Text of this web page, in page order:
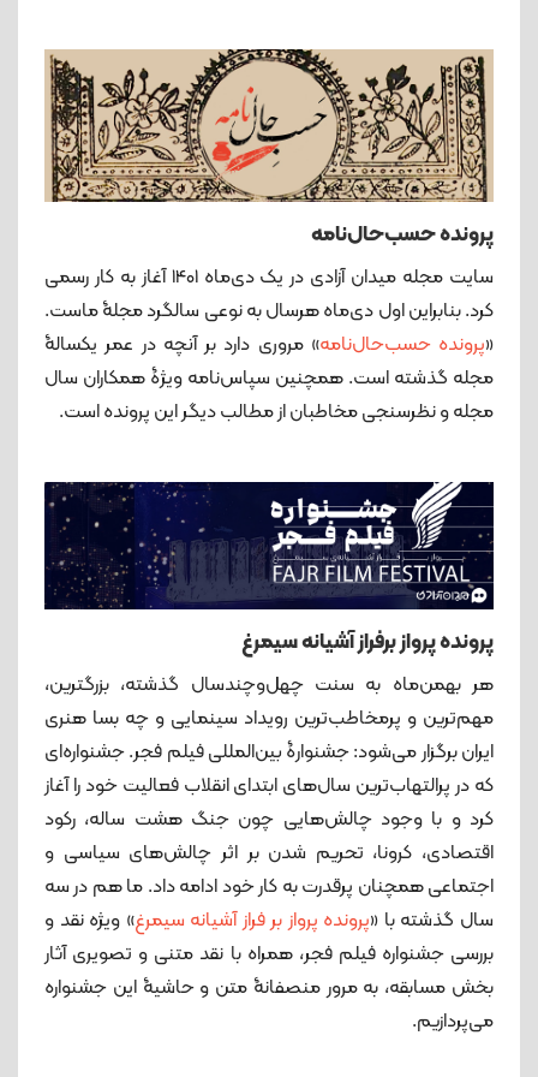
پرونده حسب‌حال‌نامه
سایت مجله میدان آزادی در یک دی‌ماه 1401 آغاز به کار رسمی
کرد. بنابراین اول دی‌ماه هرسال به نوعی سالگرد مجلۀ ماست.
«پرونده حسب‌حال‌نامه» مروری دارد بر آنچه در عمر یکسالۀ
مجله گذشته است. همچنین سپاس‌نامه ویژۀ همکاران سال
مجله و نظرسنجی مخاطبان از مطالب دیگر این پرونده است.
پرونده پرواز برفراز آشیانه سیمرغ
هر بهمن‌ماه به سنت چهل‌وچندسال گذشته، بزرگترین،
مهم‌ترین و پرمخاطب‌ترین رویداد سینمایی و چه بسا هنری
ایران برگزار می‌شود: جشنوارۀ بین‌المللی فیلم فجر. جشنواره‌ای
که در پرالتهاب‌ترین سال‌های ابتدای انقلاب فعالیت خود را آغاز
کرد و با وجود چالش‌هایی چون جنگ هشت ساله، رکود
اقتصادی، کرونا، تحریم شدن بر اثر چالش‌های سیاسی و
اجتماعی همچنان پرقدرت به کار خود ادامه داد. ما هم در سه
سال گذشته با «پرونده پرواز بر فراز آشیانه سیمرغ» ویژه نقد و
بررسی جشنواره فیلم فجر، همراه با نقد متنی و تصویری آثار
بخش مسابقه، به مرور منصفانۀ متن و حاشیۀ این جشنواره
می‌پردازیم.